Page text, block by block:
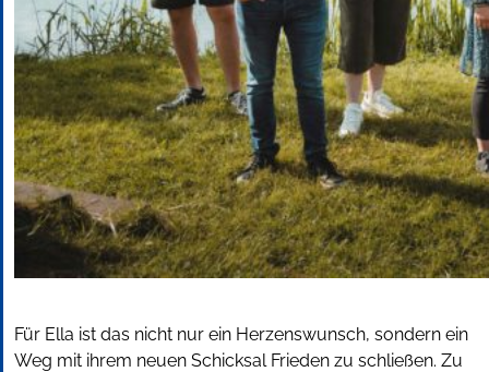
Für Ella ist das nicht nur ein Herzenswunsch, sondern ein
Weg mit ihrem neuen Schicksal Frieden zu schließen. Zu